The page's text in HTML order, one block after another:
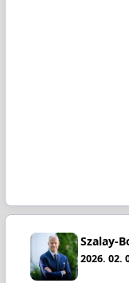
Szalay-
2026. 02.